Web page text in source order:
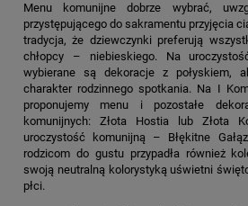
Menu komunijne dobrze wybrać,
przystępującego do sakramentu przyjęcia
tradycja, że dziewczynki preferują
chłopcy – niebieskiego. Na
wybierane są dekoracje z połyskiem,
charakter rodzinnego spotkania. Na I
proponujemy menu i pozostałe
komunijnych: Złota Hostia lub Złota
uroczystość komunijną – Błękitne
rodzicom do gustu przypadła również
swoją neutralną kolorystyką uświetni
płci.